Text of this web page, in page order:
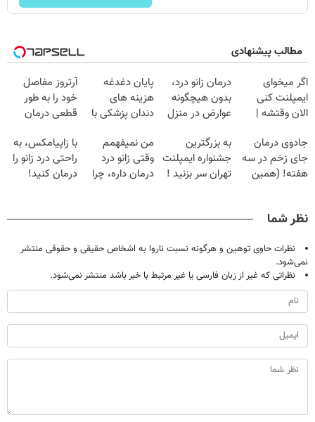
مطالب پیشنهادی
اگر میخوای
ایمپلنت کنی
الان وقتشه |
میلیون تومان!!!
درمان زانو درد،
بدون هیچگونه
عوارض در منزل
پایان دغدغه
هزینه های
دندان پزشکی با
خانگی
آرتروز مفاصل
خود را به طور
قطعی درمان
◂پرسش‌نامه▸
جادوی درمان
جای زخم در سه
هفته! (همین
به بزرگترین
جشنواره ایمپلنت
تهران سر بزنید !
من نمیفهمم
وقتی زانو درد
درمان داره، چرا
با زاپیامکس، به
راحتی درد زانو را
درمان کنید!
نظر شما
نظرات حاوی توهین و هرگونه نسبت ناروا به اشخاص حقیقی و حقوقی منتشر
نمی‌شود.
نظراتی که غیر از زبان فارسی یا غیر مرتبط با خبر باشد منتشر نمی‌شود.